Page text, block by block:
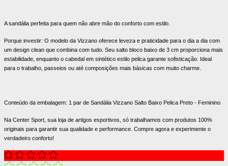
A sandália perfeita para quem não abre mão do conforto com estilo.
Porque investir: O modelo da Vizzano oferece leveza e praticidade para o dia a dia com
um design clean que combina com tudo. Seu salto bloco baixo de 3 cm proporciona mais
estabilidade, enquanto o cabedal em sintético estilo pelica garante sofisticação. Ideal
para o trabalho, passeios ou até composições mais básicas com muito charme.
Conteúdo da embalagem: 1 par de Sandália Vizzano Salto Baixo Pelica Preto - Feminino
Na Center Sport, sua loja de artigos esportivos, só trabalhamos com produtos 100%
originais para garantir sua qualidade e performance. Compre agora e experimente o
verdadeiro conforto!